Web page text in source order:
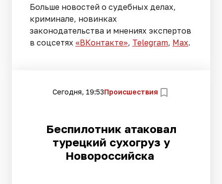
Больше новостей о судебных делах,
криминале, новинках
законодательства и мнениях экспертов
в соцсетях «ВКонтакте», Telegram, Мах.
Сегодня, 19:53Происшествия
Беспилотник атаковал
турецкий сухогруз у
Новороссийска